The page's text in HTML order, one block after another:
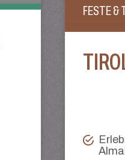
FESTE &